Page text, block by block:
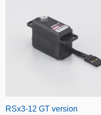
RSx3-12 GT version